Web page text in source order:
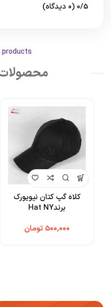
0/5 (0 دیدگاه)
products
کلاه گپ کتان نیویورک
برندHat NY
تومان